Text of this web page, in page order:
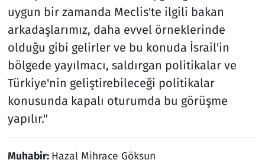
uygun bir zamanda Meclis'te ilgili bakan
arkadaşlarımız, daha evvel örneklerinde
olduğu gibi gelirler ve bu konuda İsrail'in
bölgede yayılmacı, saldırgan politikalar ve
Türkiye'nin geliştirebileceği politikalar
konusunda kapalı oturumda bu görüşme
yapılır."
Muhabir: Hazal Mihrace Göksun